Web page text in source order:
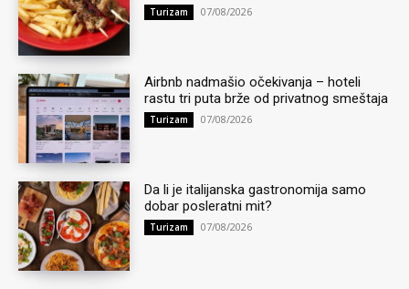
Turizam 07/08/2026
Airbnb nadmašio očekivanja – hoteli
rastu tri puta brže od privatnog smeštaja
Turizam 07/08/2026
Da li je italijanska gastronomija samo
dobar posleratni mit?
Turizam 07/08/2026